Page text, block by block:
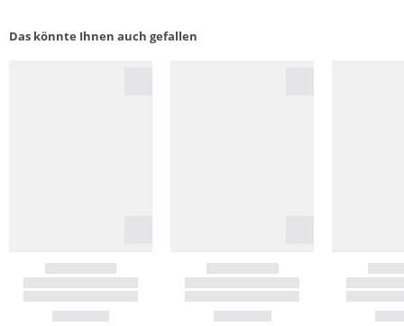
Das könnte Ihnen auch gefallen